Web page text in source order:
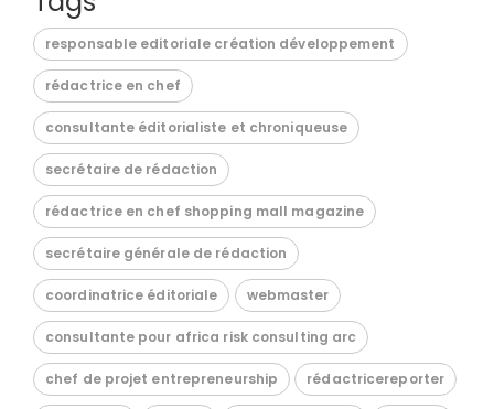
responsable editoriale création développement
rédactrice en chef
consultante éditorialiste et chroniqueuse
secrétaire de rédaction
rédactrice en chef shopping mall magazine
secrétaire générale de rédaction
coordinatrice éditoriale webmaster
consultante pour africa risk consulting arc
chef de projet entrepreneurship rédactricereporter